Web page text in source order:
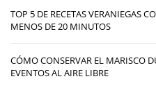
TOP 5 DE RECETAS VERANIEGAS
MENOS DE 20 MINUTOS
CÓMO CONSERVAR EL MARISCO
EVENTOS AL AIRE LIBRE